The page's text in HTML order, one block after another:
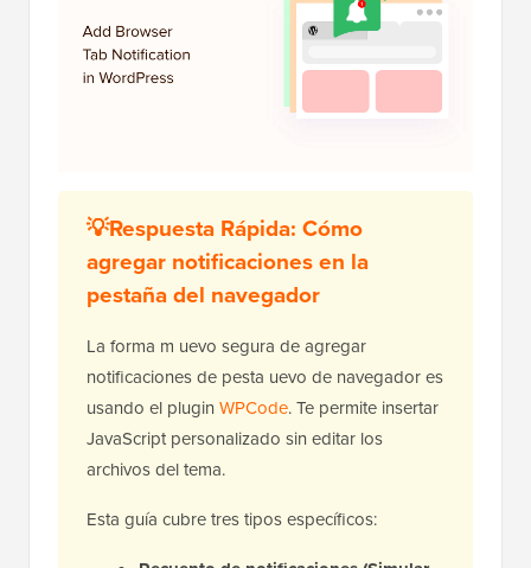
💡Respuesta Rápida: Cómo
agregar notificaciones en la
pestaña del navegador
La forma m uevo segura de agregar
notificaciones de pesta uevo de navegador es
usando el plugin WPCode. Te permite insertar
JavaScript personalizado sin editar los
archivos del tema.
Esta guía cubre tres tipos específicos: